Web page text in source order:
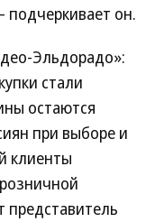
он.
Эльдорадо»:
стали
остаются
при выборе и
клиенты
представитель